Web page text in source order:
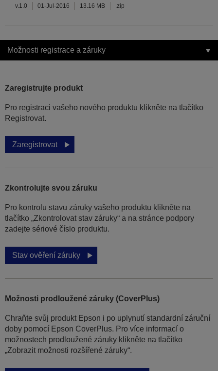
v.1.0 01-Jul-2016 13.16 MB .zip
Možnosti registrace a záruky
Zaregistrujte produkt
Pro registraci vašeho nového produktu klikněte na tlačítko
Registrovat.
Zaregistrovat
Zkontrolujte svou záruku
Pro kontrolu stavu záruky vašeho produktu klikněte na
tlačítko „Zkontrolovat stav záruky“ a na stránce podpory
zadejte sériové číslo produktu.
Stav ověření záruky
Možnosti prodloužené záruky (CoverPlus)
Chraňte svůj produkt Epson i po uplynutí standardní záruční
doby pomocí Epson CoverPlus. Pro více informací o
možnostech prodloužené záruky klikněte na tlačítko
„Zobrazit možnosti rozšířené záruky“.